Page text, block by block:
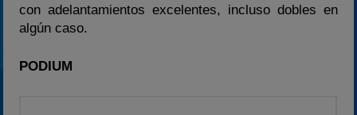
con adelantamientos excelentes, incluso dobles en
algún caso.
PODIUM